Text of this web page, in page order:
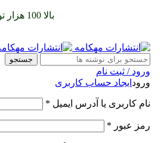
بالا 100 هزار تومان
جستجو
ورود / ثبت نام
ورود ایجاد حساب کاربری
نام کاربری یا آدرس ایمیل *
رمز عبور *